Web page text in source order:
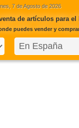
7 de Agosto de 2026
de artículos para
puedes vender y